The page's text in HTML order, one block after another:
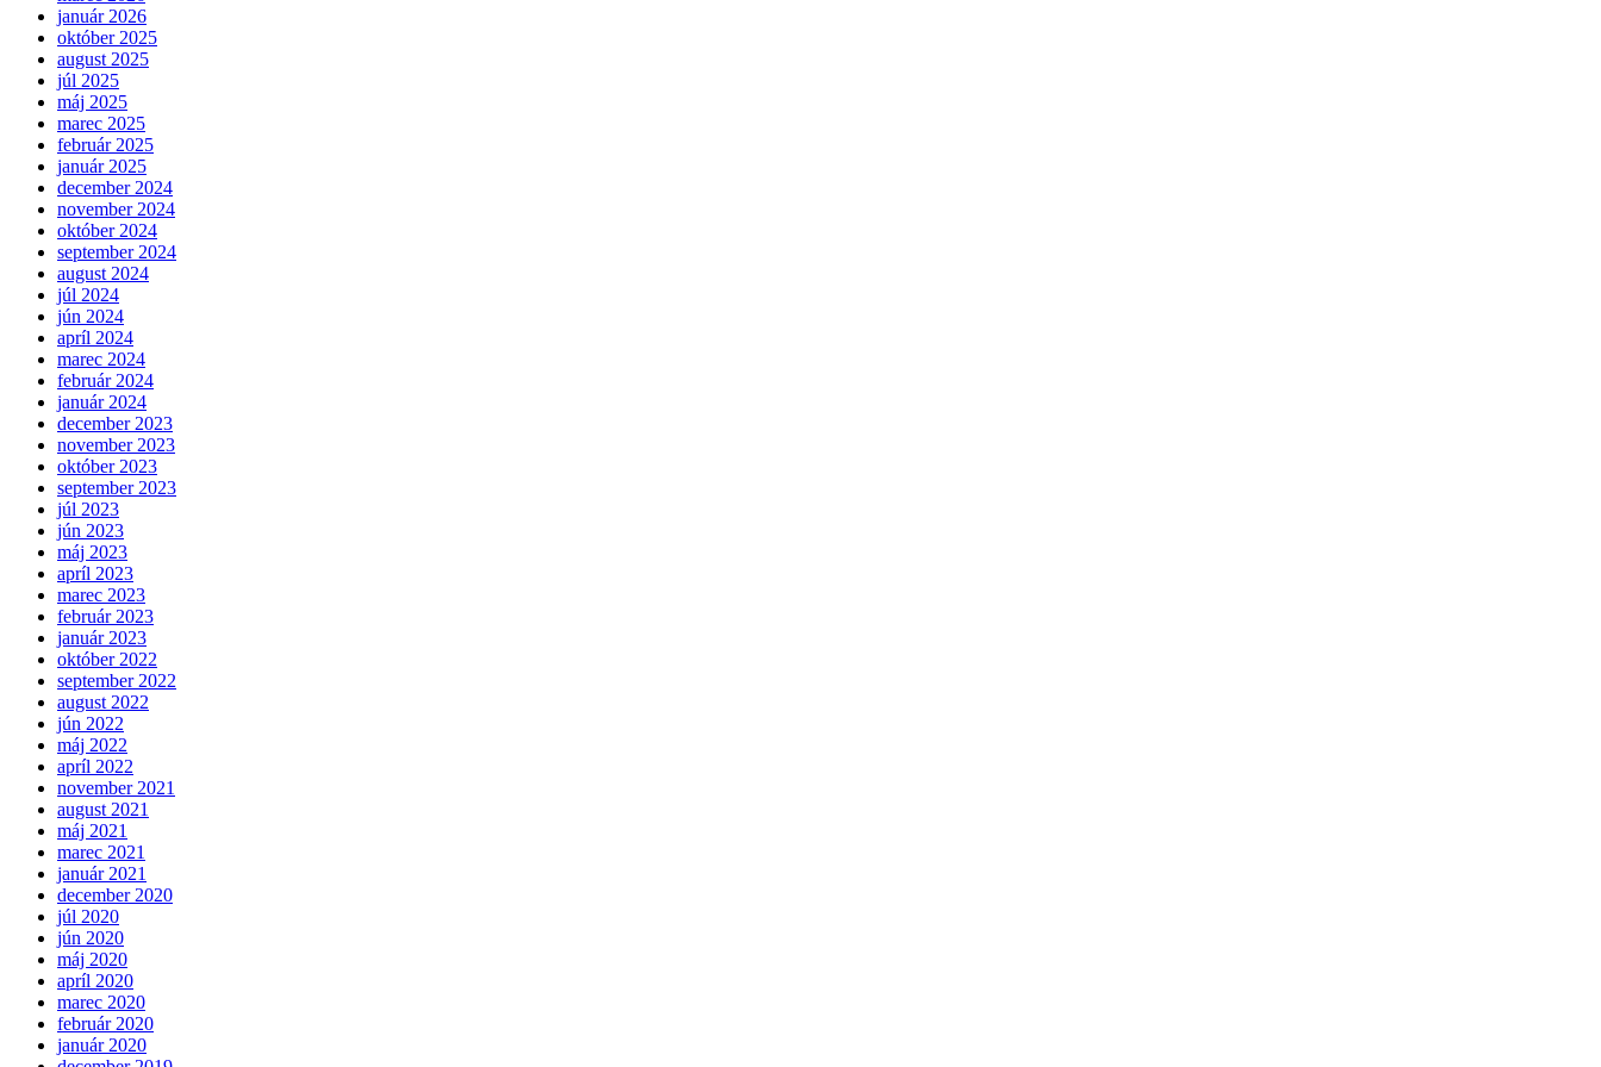
január 2026
október 2025
august 2025
júl 2025
máj 2025
marec 2025
február 2025
január 2025
december 2024
november 2024
október 2024
september 2024
august 2024
júl 2024
jún 2024
apríl 2024
marec 2024
február 2024
január 2024
december 2023
november 2023
október 2023
september 2023
júl 2023
jún 2023
máj 2023
apríl 2023
marec 2023
február 2023
január 2023
október 2022
september 2022
august 2022
jún 2022
máj 2022
apríl 2022
november 2021
august 2021
máj 2021
marec 2021
január 2021
december 2020
júl 2020
jún 2020
máj 2020
apríl 2020
marec 2020
február 2020
január 2020